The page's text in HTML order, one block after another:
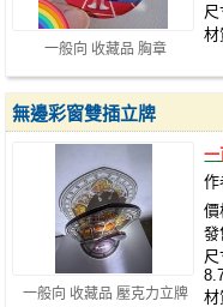
一般向 收藏品 胸章
材
一般向 收藏品 壓克力立牌
無邊彩窗雙插立牌
一
作
價
發
材